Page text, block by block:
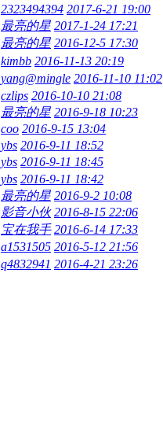
2323494394 2017-6-21 19:00
最亮的星 2017-1-24 17:21
最亮的星 2016-12-5 17:30
kimbb 2016-11-13 20:19
yang@mingle 2016-11-10 11:02
czlips 2016-10-10 21:08
最亮的星 2016-9-18 10:23
coo 2016-9-15 13:04
ybs 2016-9-11 18:52
ybs 2016-9-11 18:45
ybs 2016-9-11 18:42
最亮的星 2016-9-2 10:08
影音小伙 2016-8-15 22:06
宝在我手 2016-6-14 17:33
a1531505 2016-5-12 21:56
q4832941 2016-4-21 23:26